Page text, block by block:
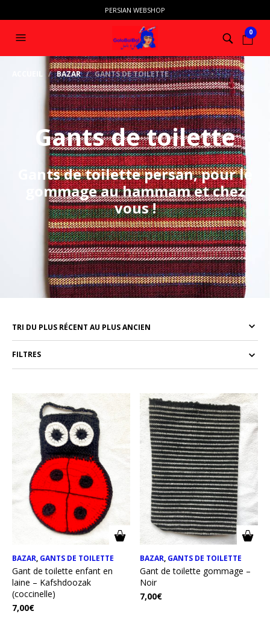
PERSIAN WEBSHOP
0
ACCUEIL /BAZAR/ GANTS DE TOILETTE
Gants de toilette
Gants de toilette persan, pour le
gommage au hammam et chez
vous !
FILTRES
BAZAR, GANTS DE TOILETTE
Gant de toilette enfant en
laine – Kafshdoozak
(coccinelle)
7,00€
BAZAR, GANTS DE TOILETTE
Gant de toilette gommage –
Noir
7,00€